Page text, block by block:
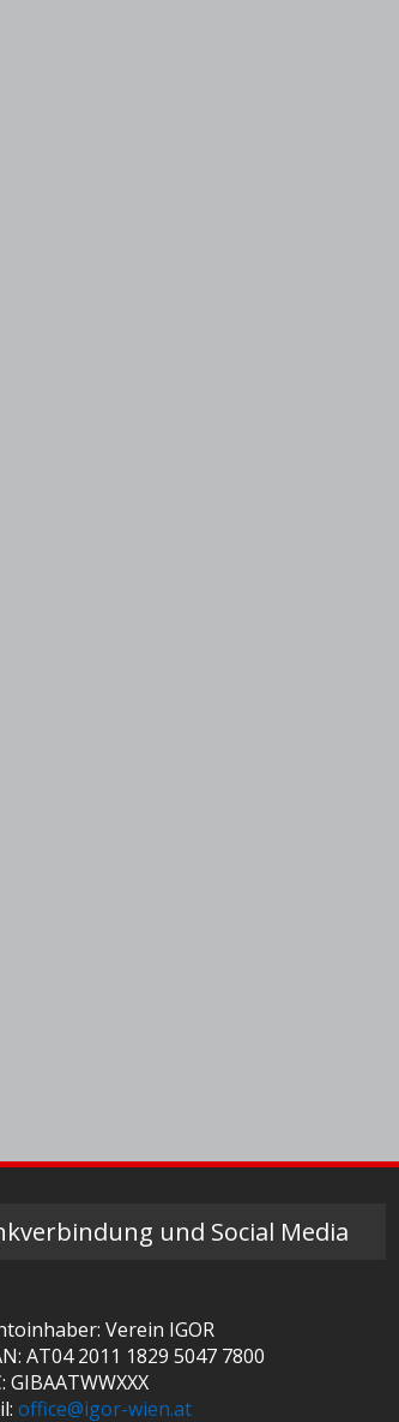
und Social Media
Verein IGOR
AT04 2011 1829 5047 7800
GIBAATWWXXX
office@igor-wien.at